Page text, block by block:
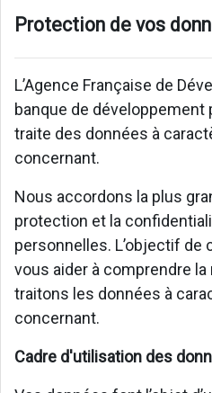
Protection de vos
L’Agence Française de
banque de développement
traite des données à
concernant.
Nous accordons la plus
protection et la
personnelles. L’objectif
vous aider à comprendre
traitons les données à
concernant.
Cadre d'utilisation des